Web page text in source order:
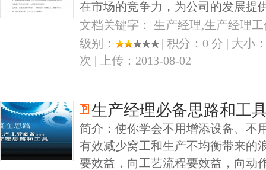
在市场的竞争力，为公司的发展提
文档关键字： 生产经理,生产经理工
级别：
| 积分：0 分 | 大小
次 | 上传：2013-08-02
生产经理必备思路和工
简介：使你学会不用增添设备、不
有效减少窝工和生产不均衡带来的
要效益，向工艺流程要效益，向动